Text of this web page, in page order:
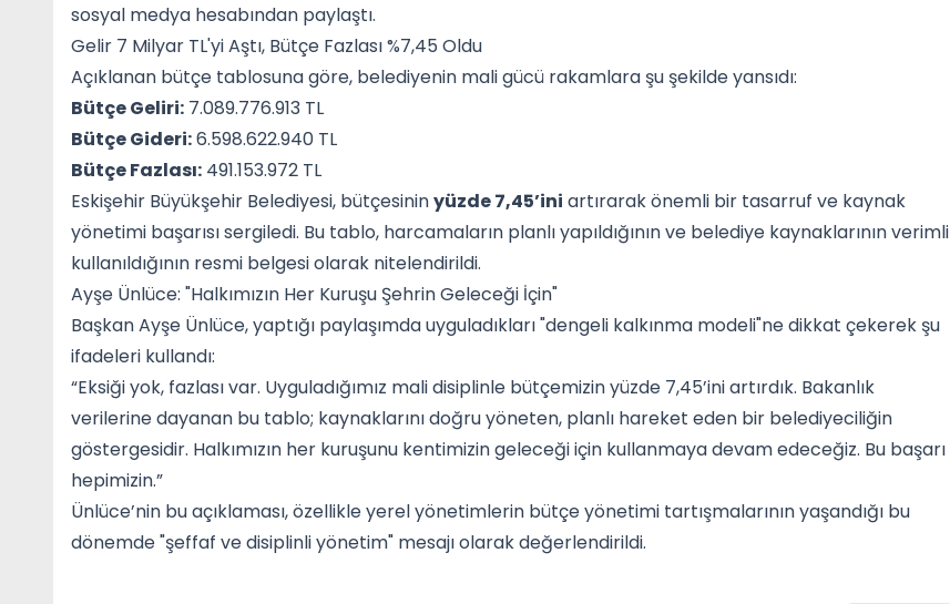
sosyal medya hesabından paylaştı.
Gelir 7 Milyar TL'yi Aştı, Bütçe Fazlası %7,45 Oldu
Açıklanan bütçe tablosuna göre, belediyenin mali gücü rakamlara şu şekilde yansıdı:
Bütçe Geliri: 7.089.776.913 TL
Bütçe Gideri:6.598.622.940 TL
Bütçe Fazlası: 491.153.972 TL
Eskişehir Büyükşehir Belediyesi, bütçesininyüzde 7,45’ini artırarak önemli bir tasarruf ve kaynak
yönetimi başarısı sergiledi. Bu tablo, harcamaların planlı yapıldığının ve belediye kaynaklarının verimli
kullanıldığının resmi belgesi olarak nitelendirildi.
Ayşe Ünlüce: "Halkımızın Her Kuruşu Şehrin Geleceği İçin"
Başkan Ayşe Ünlüce, yaptığı paylaşımda uyguladıkları "dengeli kalkınma modeli"ne dikkat çekerek şu
ifadeleri kullandı:
“Eksiği yok, fazlası var. Uyguladığımız mali disiplinle bütçemizin yüzde 7,45’ini artırdık. Bakanlık
verilerine dayanan bu tablo; kaynaklarını doğru yöneten, planlı hareket eden bir belediyeciliğin
göstergesidir. Halkımızın her kuruşunu kentimizin geleceği için kullanmaya devam edeceğiz. Bu başarı
hepimizin.”
Ünlüce’nin bu açıklaması, özellikle yerel yönetimlerin bütçe yönetimi tartışmalarının yaşandığı bu
dönemde "şeffaf ve disiplinli yönetim" mesajı olarak değerlendirildi.